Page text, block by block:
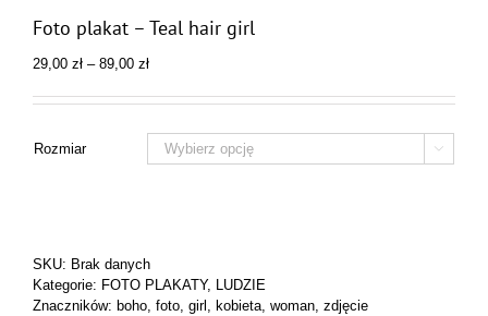
Foto plakat – Teal hair girl
29,00 zł – 89,00 złZakres
od
89,00 zł
Rozmiar 
SKU: Brak danych
Kategorie: FOTO PLAKATY, LUDZIE
Znaczników: boho, foto, girl , kobieta, woman, zdjęcie